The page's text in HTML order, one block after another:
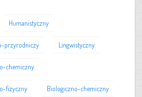
Humanistyczny
przyrodniczy Lingwistyczny
chemiczny
fizyczny Biologiczno-chemiczny